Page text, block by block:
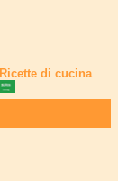
Ricette di cucina